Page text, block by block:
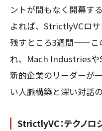
ントが間もなく開幕す
よれば、StrictlyVCロ
残すところ3週間——こ
れ、Mach Industries
新的企業のリーダーが
い人脈構築と深い対話
StrictlyVC：テクノロ